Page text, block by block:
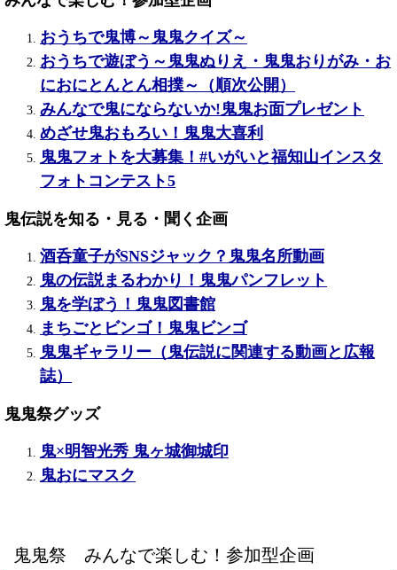
おうちで鬼博～鬼鬼クイズ～
おうちで遊ぼう～鬼鬼ぬりえ・鬼鬼おりがみ・お
におにとんとん相撲～（順次公開）
みんなで鬼にならないか!鬼鬼お面プレゼント
めざせ鬼おもろい！鬼鬼大喜利
鬼鬼フォトを大募集！#いがいと福知山インスタ
フォトコンテスト5
鬼伝説を知る・見る・聞く企画
酒呑童子がSNSジャック？鬼鬼名所動画
鬼の伝説まるわかり！鬼鬼パンフレット
鬼を学ぼう！鬼鬼図書館
まちごとビンゴ！鬼鬼ビンゴ
鬼鬼ギャラリー（鬼伝説に関連する動画と広報
誌）
鬼鬼祭グッズ
鬼×明智光秀 鬼ヶ城御城印
鬼おにマスク
鬼鬼祭 みんなで楽しむ！参加型企画